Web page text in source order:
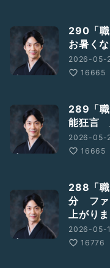
290「
お暑く
2026-05-
16665
289「
能狂言
2026-05-
16665
288「
分 ファ
上がり
2026-05-
16776